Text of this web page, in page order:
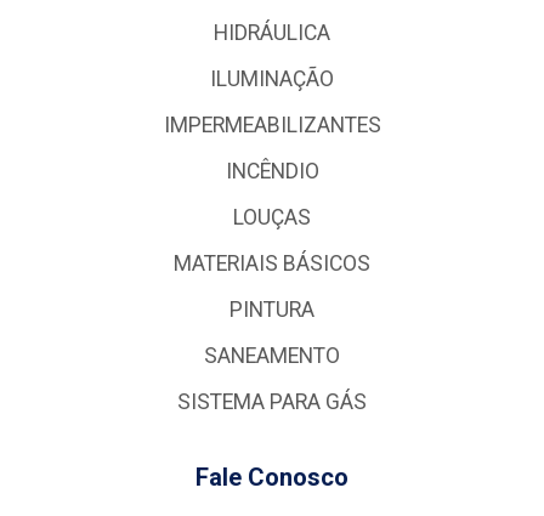
HIDRÁULICA
ILUMINAÇÃO
IMPERMEABILIZANTES
INCÊNDIO
LOUÇAS
MATERIAIS BÁSICOS
PINTURA
SANEAMENTO
SISTEMA PARA GÁS
Fale Conosco